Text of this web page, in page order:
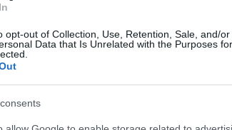
opt-out of Collection, Use, Retention, Sale, and/or
Data that Is Unrelated with the Purposes
riforma della Curia romana, da
filtrano intenderebbe fare una
, con quella che, più che una
della Curia romana. Da
Curia romana segue una gerarchia di
viene la Congregazione della